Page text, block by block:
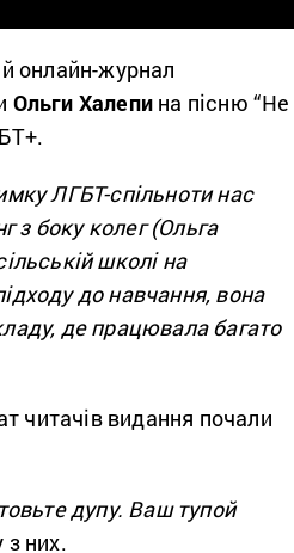
онлайн-журнал
Ольги Халепи на пісню“Не
ЛГБТ-спільноти нас
з боку колег (Ольга
школі на
до навчання, вона
де працювала багато
читачів видання почали
дупу. Ваш тупой
них.